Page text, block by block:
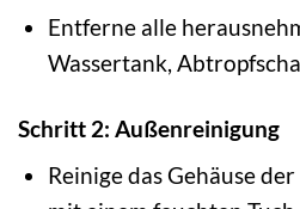
Entferne alle
Wassertank,
Schritt 2: Außenreinigung
Reinige das Gehäuse